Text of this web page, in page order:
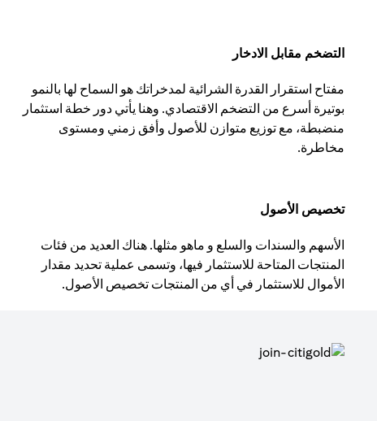
التضخم مقابل الادخار
مفتاح استقرار القدرة الشرائية لمدخراتك هو السماح لها بالنمو
بوتيرة أسرع من التضخم الاقتصادي. وهنا يأتي دور خطة استثمار
منضبطة، مع توزيع متوازن للأصول وأفق زمني ومستوى
مخاطرة.
تخصيص الأصول
الأسهم والسندات والسلع و ماهو مثلها. هناك العديد من فئات
المنتجات المتاحة للاستثمار فيها، وتسمى عملية تحديد مقدار
الأموال للاستثمار في أي من المنتجات تخصيص الأصول.